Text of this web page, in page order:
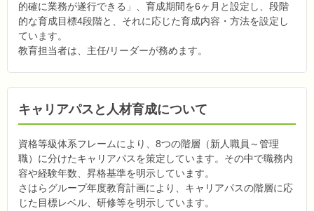
的確に業務が遂行できる」、育成期間を6ヶ月と設定し、段階
的な育成目標4段階と、それに応じた育成内容・方法を設定し
ています。
教育担当者は、主任/リーダーが務めます。
キャリアパスと人材育成について
資格等級体系フレームにより、8つの階層（新人職員～管理
職）に分けたキャリアパスを策定しています。その中で職務内
容や経験年数、昇格基準を明示しています。
さはらグループ年度教育計画により、キャリアパスの階層に応
じた目標レベル、研修等を明示しています。